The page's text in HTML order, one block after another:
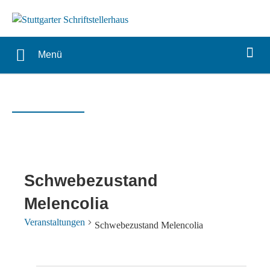
Menü
Schwebezustand
Melencolia
Veranstaltungen Schwebezustand Melencolia